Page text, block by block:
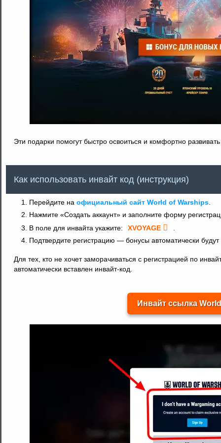
Эти подарки помогут быстро освоиться и комфортно
Как использовать инвайт код (инструкция)
Перейдите на официальный сайт World of Warships.
Нажмите «Создать аккаунт» и заполните форму
В поле для инвайта укажите:
XVOYAGE
Подтвердите регистрацию — бонусы автоматически
Для тех, кто не хочет заморачиваться с регистрацией по
автоматически вставлен инвайт-код.
Инвайт ссылка